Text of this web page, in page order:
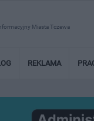
Miasta Tczewa
REKLAMA